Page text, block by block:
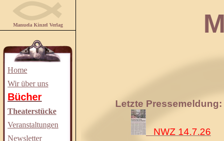
Manuela Kinzel Verlag
Home
Wir über uns
Bücher
Theaterstücke
Veranstaltungen
Newsletter
Letzte Pressemeldung:
NWZ 14.7.26